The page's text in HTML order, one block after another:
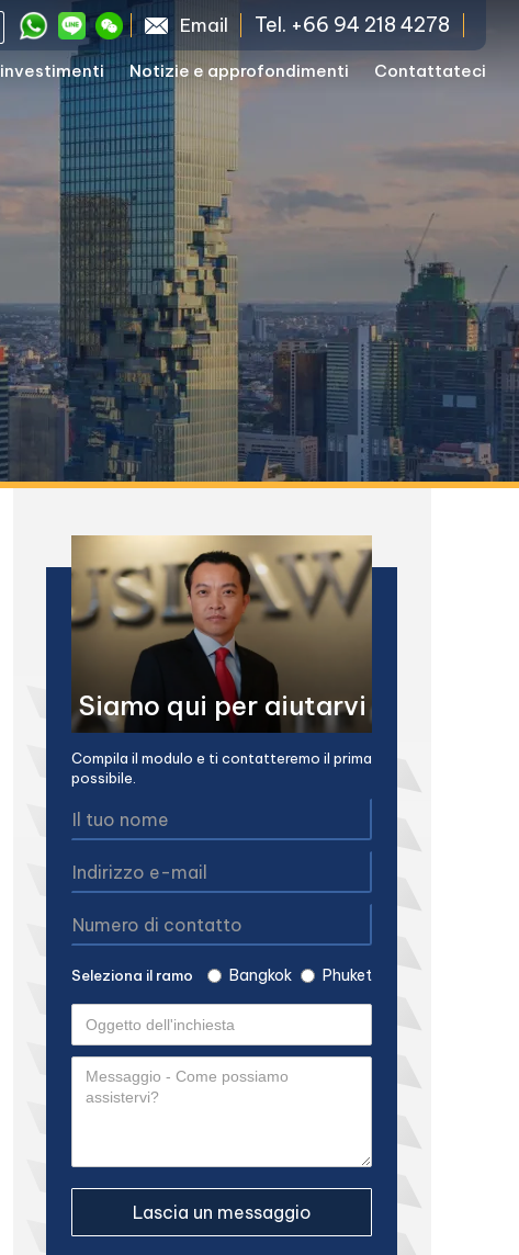
Email Tel. +66 94 218 4278
Notizie e approfondimenti Contattateci
Siamo qui per aiutarvi
Compila il modulo e ti contatteremo il prima
possibile.
Seleziona il ramo Bangkok Phuket